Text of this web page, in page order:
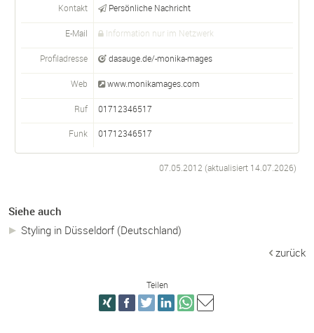
Kontakt Persönliche Nachricht
E-Mail Information nur im Netzwerk
Profiladresse dasauge.de/-monika-mages
Web www.monikamages.com
Ruf 01712346517
Funk 01712346517
07.05.2012 (aktualisiert 14.07.2026)
Siehe auch
Styling in Düsseldorf (Deutschland)
zurück
Teilen